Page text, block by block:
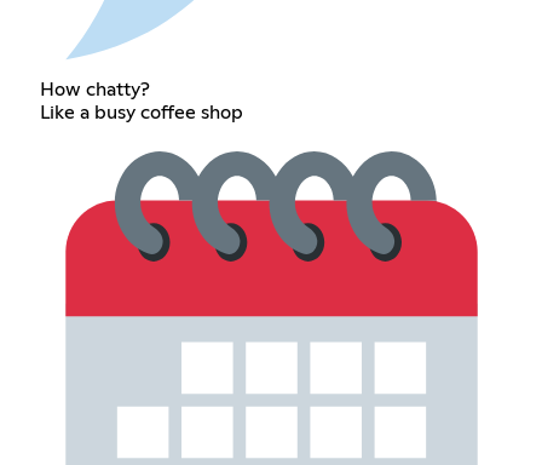
How chatty?
Like a busy coffee shop